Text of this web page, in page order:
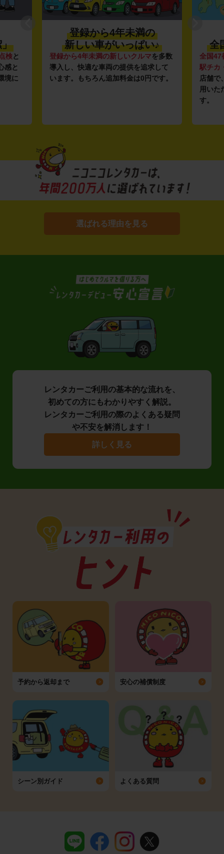
」
検と
感と
境に
登録から4年未満の
新しい車がいっぱい♪
登録から4年未満の新しいクルマを多数
導入し、快適な車両の提供を追求して
います。もちろん追加料金は0円です。
全
全国47
駅チカ
店舗で
用いた
す。
選ばれる理由を見る
レンタカーご利用の基本的な流れを、
初めての方にもわかりやすく解説。
レンタカーご利用の際のよくある疑問
や不安を解消します！
詳しく見る
予約から返却まで 安心の補償制度
シーン別ガイド よくある質問